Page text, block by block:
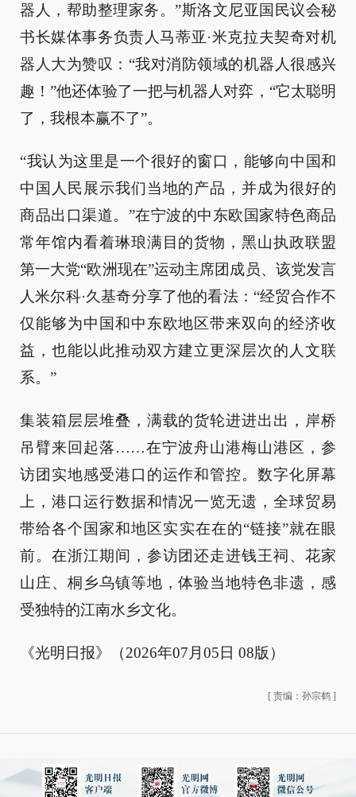
器人，帮助整理家务。”斯洛文尼亚国民议会秘
书长媒体事务负责人马蒂亚·米克拉夫契奇对机
器人大为赞叹：“我对消防领域的机器人很感兴
趣！”他还体验了一把与机器人对弈，“它太聪明
了，我根本赢不了”。
“我认为这里是一个很好的窗口，能够向中国和
中国人民展示我们当地的产品，并成为很好的
商品出口渠道。”在宁波的中东欧国家特色商品
常年馆内看着琳琅满目的货物，黑山执政联盟
第一大党“欧洲现在”运动主席团成员、该党发言
人米尔科·久基奇分享了他的看法：“经贸合作不
仅能够为中国和中东欧地区带来双向的经济收
益，也能以此推动双方建立更深层次的人文联
系。”
集装箱层层堆叠，满载的货轮进进出出，岸桥
吊臂来回起落……在宁波舟山港梅山港区，参
访团实地感受港口的运作和管控。数字化屏幕
上，港口运行数据和情况一览无遗，全球贸易
带给各个国家和地区实实在在的“链接”就在眼
前。在浙江期间，参访团还走进钱王祠、花家
山庄、桐乡乌镇等地，体验当地特色非遗，感
受独特的江南水乡文化。
《光明日报》（2026年07月05日 08版）
[ 责编：孙宗鹤 ]